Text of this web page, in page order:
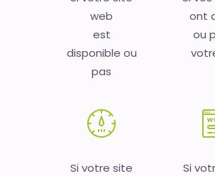
web
est
disponible ou
pas
ont
ou
Si votre site
Si